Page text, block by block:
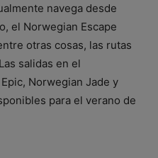
navega desde
el Norwegian Escape
otras cosas, las rutas
salidas en el
Norwegian Jade y
para el verano de